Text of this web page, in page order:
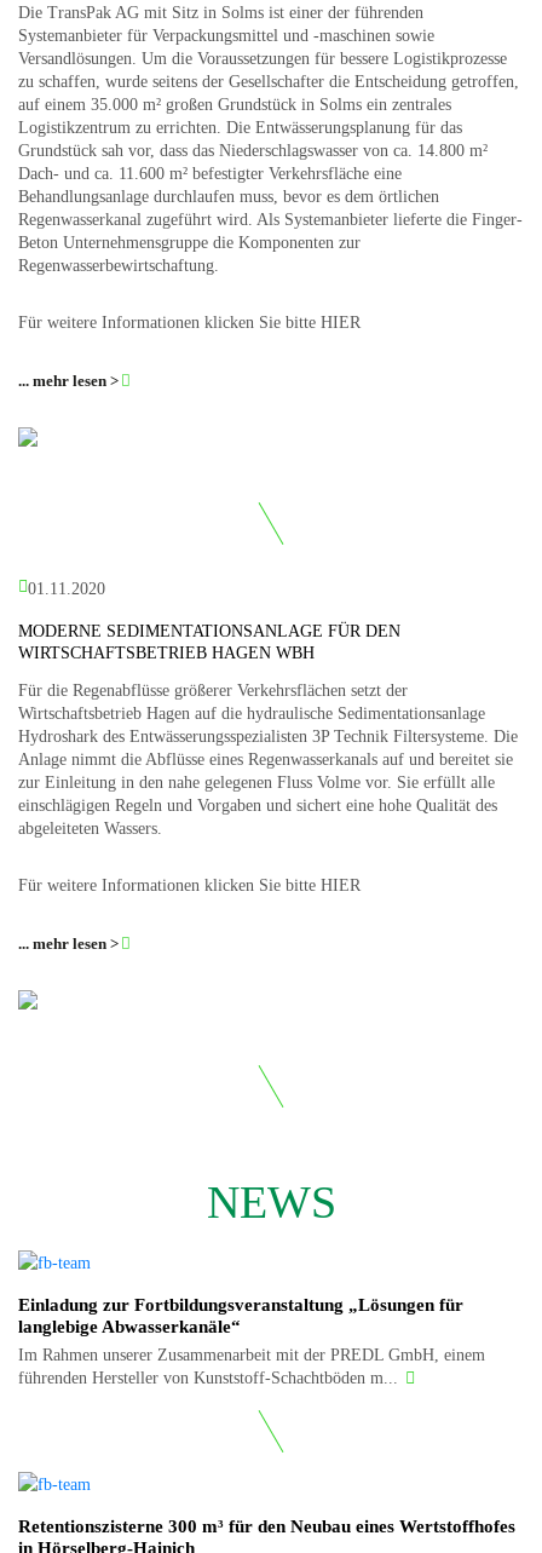
Die TransPak AG mit Sitz in Solms ist einer der führenden
Systemanbieter für Verpackungsmittel und -maschinen sowie
Versandlösungen. Um die Voraussetzungen für bessere Logistikprozesse
zu schaffen, wurde seitens der Gesellschafter die Entscheidung getroffen,
auf einem 35.000 m² großen Grundstück in Solms ein zentrales
Logistikzentrum zu errichten. Die Entwässerungsplanung für das
Grundstück sah vor, dass das Niederschlagswasser von ca. 14.800 m²
Dach- und ca. 11.600 m² befestigter Verkehrsfläche eine
Behandlungsanlage durchlaufen muss, bevor es dem örtlichen
Regenwasserkanal zugeführt wird. Als Systemanbieter lieferte die Finger-
Beton Unternehmensgruppe die Komponenten zur
Regenwasserbewirtschaftung.
Für weitere Informationen klicken Sie bitte HIER
... mehr lesen >
01.11.2020
MODERNE SEDIMENTATIONSANLAGE FÜR DEN
WIRTSCHAFTSBETRIEB HAGEN WBH
Für die Regenabflüsse größerer Verkehrsflächen setzt der
Wirtschaftsbetrieb Hagen auf die hydraulische Sedimentationsanlage
Hydroshark des Entwässerungsspezialisten 3P Technik Filtersysteme. Die
Anlage nimmt die Abflüsse eines Regenwasserkanals auf und bereitet sie
zur Einleitung in den nahe gelegenen Fluss Volme vor. Sie erfüllt alle
einschlägigen Regeln und Vorgaben und sichert eine hohe Qualität des
abgeleiteten Wassers.
Für weitere Informationen klicken Sie bitte HIER
... mehr lesen >
NEWS
Einladung zur Fortbildungsveranstaltung „Lösungen für
langlebige Abwasserkanäle“
Im Rahmen unserer Zusammenarbeit mit der PREDL GmbH, einem
führenden Hersteller von Kunststoff-Schachtböden m...
Retentionszisterne 300 m³ für den Neubau eines Wertstoffhofes
in Hörselberg-Hainich